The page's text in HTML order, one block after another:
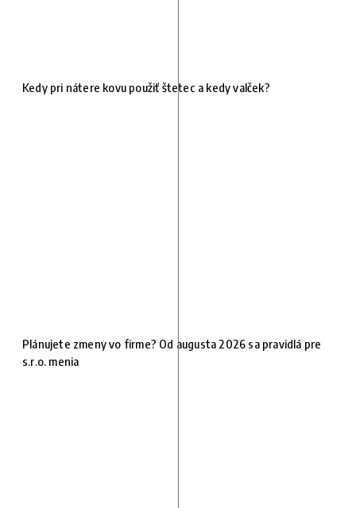
Kedy pri nátere kovu použiť štetec a kedy valček?
Plánujete zmeny vo firme? Od augusta 2026 sa pravidlá pre
s.r.o. menia